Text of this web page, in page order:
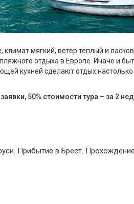
мягкий, ветер теплый и
отдыха в Европе. Иначе и
кухней сделают отдых настолько
50% стоимости тура – за 2
Прибытие в Брест. Прохождение